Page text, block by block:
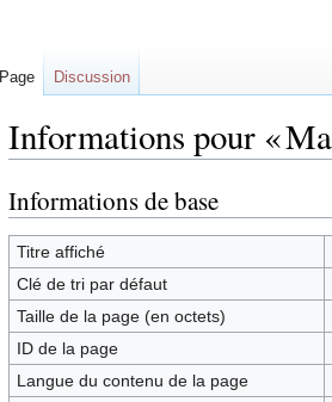
Informations pour «
Aller
à
la
navigation
Aller
à
la
recherche
Informations de base
Titre affiché
Clé de tri par défaut
Taille de la page (en octets)
ID de la page
Langue du contenu de la page
Page Discussion